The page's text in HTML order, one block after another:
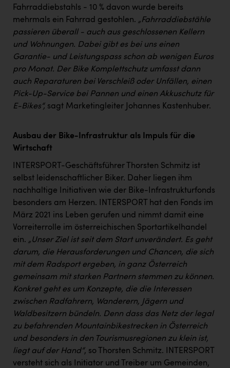
Fahrraddiebstahls - 10 % davon wurde bereits
mehrmals ein Fahrrad gestohlen. „Fahrraddiebstähle
passieren überall - auch aus geschlossenen Kellern
und Wohnungen. Dabei gibt es bei uns einen
Garantie- und Leistungspass schon ab wenigen Euros
pro Monat. Der Bike Komplettschutz umfasst dann
auch Reparaturen bei Verschleiß oder Unfällen, einen
Pick-Up-Service bei Pannen und einen Akkuschutz für
E-Bikes“, sagt Marketingleiter Johannes Kastenhuber.
Ausbau der Bike-Infrastruktur als Impuls für die
Wirtschaft
INTERSPORT-Geschäftsführer Thorsten Schmitz ist
selbst leidenschaftlicher Biker. Daher liegen ihm
nachhaltige Initiativen wie der Bike-Infrastrukturfonds
besonders am Herzen. INTERSPORT hat den Fonds im
März 2021 ins Leben gerufen und nimmt damit eine
Vorreiterrolle im österreichischen Sportartikelhandel
ein. „Unser Ziel ist seit dem Start unverändert. Es geht
darum, die Herausforderungen und Chancen, die sich
mit dem Radsport ergeben, in ganz Österreich
gemeinsam mit starken Partnern stemmen zu können.
Konkret geht es um Konzepte, die die Interessen
zwischen Radfahrern, Wanderern, Jägern und
Waldbesitzern bündeln. Denn dass das Netz der legal
zu befahrenden Mountainbikestrecken in Österreich
und besonders in den Tourismusregionen zu klein ist,
liegt auf der Hand“, so Thorsten Schmitz. INTERSPORT
versteht sich als Initiator und Treiber um Gemeinden,